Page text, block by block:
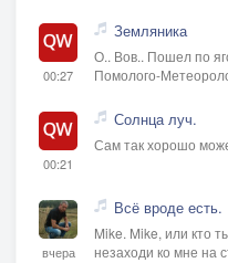
00:27
Земляника
О.. Вов.. Пошел по
Помолого-
00:21
Солнца луч.
Сам так хорошо
вчера
Всё вроде есть.
Mike. Mike, или кто
незаходи ко мне на